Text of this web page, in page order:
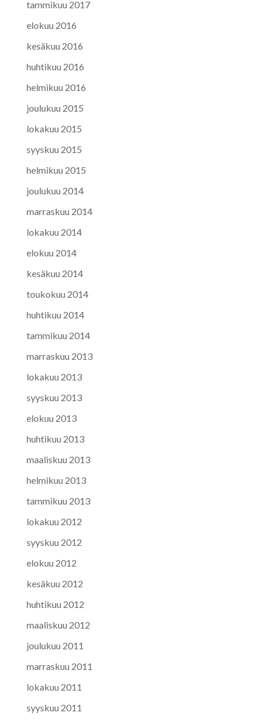
tammikuu 2017
elokuu 2016
kesäkuu 2016
huhtikuu 2016
helmikuu 2016
joulukuu 2015
lokakuu 2015
syyskuu 2015
helmikuu 2015
joulukuu 2014
marraskuu 2014
lokakuu 2014
elokuu 2014
kesäkuu 2014
toukokuu 2014
huhtikuu 2014
tammikuu 2014
marraskuu 2013
lokakuu 2013
syyskuu 2013
elokuu 2013
huhtikuu 2013
maaliskuu 2013
helmikuu 2013
tammikuu 2013
lokakuu 2012
syyskuu 2012
elokuu 2012
kesäkuu 2012
huhtikuu 2012
maaliskuu 2012
joulukuu 2011
marraskuu 2011
lokakuu 2011
syyskuu 2011